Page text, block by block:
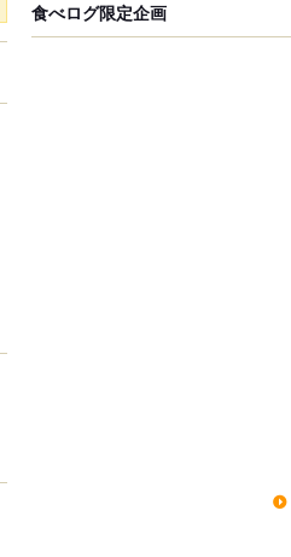
食べログ限定企画